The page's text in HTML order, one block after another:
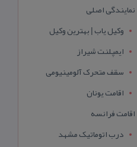
نمایندگی اصلی
وکیل یاب | بهترین وکیل
ایمپلنت شیراز
سقف متحرک آلومینیومی
اقامت یونان
اقامت فرانسه
درب اتوماتیک مشهد